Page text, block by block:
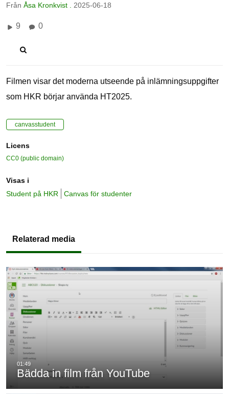
Från Åsa Kronkvist . 2025-06-18
9 0
Filmen visar det moderna utseende på inlämningsuppgifter
som HKR börjar använda HT2025.
canvasstudent
Licens
CC0 (public domain)
Visas i
Student på HKR
Canvas för studenter
Relaterad media
Bädda in film från YouTube